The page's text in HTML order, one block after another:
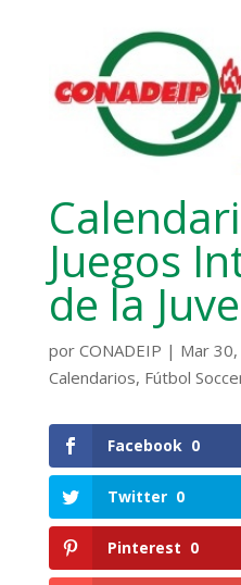
Juegos
de la
por CONADEIP | Mar
Calendarios, Fútbol
Facebook 0
Twitter 0
Pinterest 0